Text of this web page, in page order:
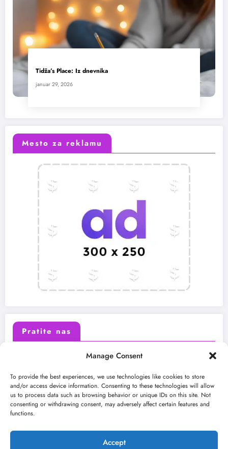
Manage Consent
To provide the best experiences, we use technologies like cookies to store
and/or access device information. Consenting to these technologies will allow
us to process data such as browsing behavior or unique IDs on this site. Not
consenting or withdrawing consent, may adversely affect certain features and
functions.
Accept
Tidža’s Place: Iz dnevnika
januar 29, 2026
Mesto za reklamu
Pratite nas
Instagram Youtube